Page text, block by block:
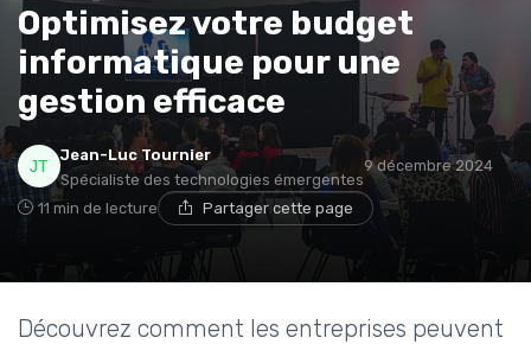
Optimisez votre budget
informatique pour une
gestion efficace
Jean-Luc Tournier
Spécialiste des technologies émergentes
9 décembre 2024
11 min de lecture Partager cette page
Découvrez comment les entreprises peuvent